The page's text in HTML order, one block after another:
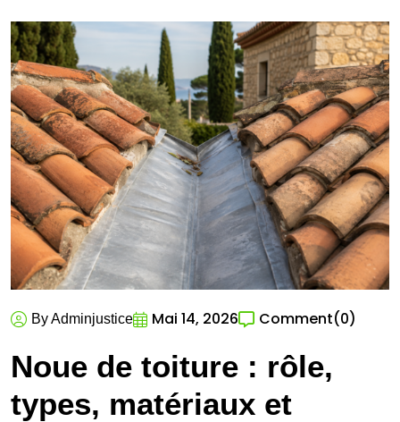
By Adminjustice Mai 14, 2026 Comment(0)
Noue de toiture : rôle,
types, matériaux et